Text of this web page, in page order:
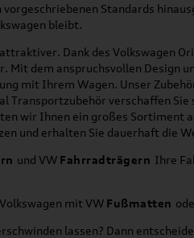
Standards
bleibt.
Dank des Volkswagen
Mit dem anspruchsvollen
mit Ihrem Wagen. Unser
Transportzubehör verschaffen
wir Ihnen ein großes Sortiment
und erhalten Sie dauerhaft die
und VW Fahrradträgern Ihre
mit VW Fußmatten
lassen? Dann